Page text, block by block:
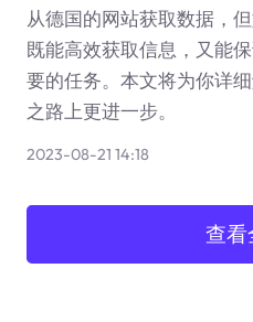
从德国的网站获取数据，
既能高效获取信息，又能
要的任务。本文将为你详
之路上更进一步。
2023-08-21 14:18
查看